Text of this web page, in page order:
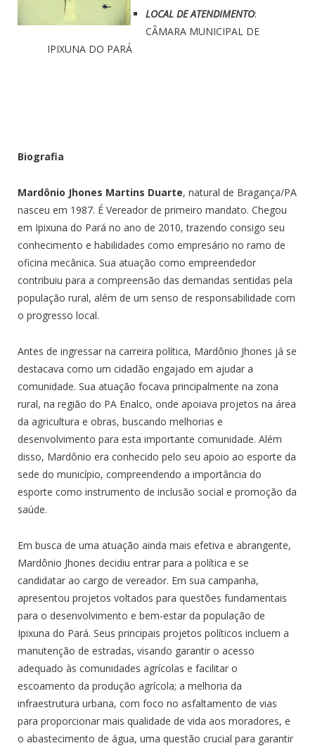
LOCAL DE ATENDIMENTO:
CÂMARA MUNICIPAL DE
IPIXUNA DO PARÁ
Biografia
Mardônio Jhones Martins Duarte, natural de Bragança/PA
nasceu em 1987. É Vereador de primeiro mandato. Chegou
em Ipixuna do Pará no ano de 2010, trazendo consigo seu
conhecimento e habilidades como empresário no ramo de
oficina mecânica. Sua atuação como empreendedor
contribuiu para a compreensão das demandas sentidas pela
população rural, além de um senso de responsabilidade com
o progresso local.
Antes de ingressar na carreira política, Mardônio Jhones já se
destacava como um cidadão engajado em ajudar a
comunidade. Sua atuação focava principalmente na zona
rural, na região do PA Enalco, onde apoiava projetos na área
da agricultura e obras, buscando melhorias e
desenvolvimento para esta importante comunidade. Além
disso, Mardônio era conhecido pelo seu apoio ao esporte da
sede do município, compreendendo a importância do
esporte como instrumento de inclusão social e promoção da
saúde.
Em busca de uma atuação ainda mais efetiva e abrangente,
Mardônio Jhones decidiu entrar para a política e se
candidatar ao cargo de vereador. Em sua campanha,
apresentou projetos voltados para questões fundamentais
para o desenvolvimento e bem-estar da população de
Ipixuna do Pará. Seus principais projetos políticos incluem a
manutenção de estradas, visando garantir o acesso
adequado às comunidades agrícolas e facilitar o
escoamento da produção agrícola; a melhoria da
infraestrutura urbana, com foco no asfaltamento de vias
para proporcionar mais qualidade de vida aos moradores, e
o abastecimento de água, uma questão crucial para garantir